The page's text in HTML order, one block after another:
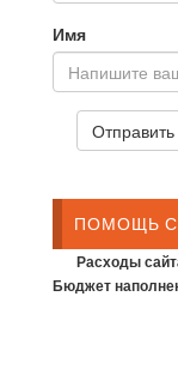
Имя
ПОМОЩЬ
Расходы
Бюджет